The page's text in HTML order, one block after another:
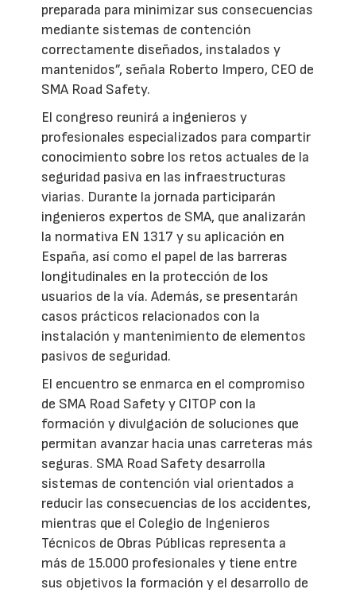
preparada para minimizar sus consecuencias
mediante sistemas de contención
correctamente diseñados, instalados y
mantenidos”, señala Roberto Impero, CEO de
SMA Road Safety.
El congreso reunirá a ingenieros y
profesionales especializados para compartir
conocimiento sobre los retos actuales de la
seguridad pasiva en las infraestructuras
viarias. Durante la jornada participarán
ingenieros expertos de SMA, que analizarán
la normativa EN 1317 y su aplicación en
España, así como el papel de las barreras
longitudinales en la protección de los
usuarios de la vía. Además, se presentarán
casos prácticos relacionados con la
instalación y mantenimiento de elementos
pasivos de seguridad.
El encuentro se enmarca en el compromiso
de SMA Road Safety y CITOP con la
formación y divulgación de soluciones que
permitan avanzar hacia unas carreteras más
seguras. SMA Road Safety desarrolla
sistemas de contención vial orientados a
reducir las consecuencias de los accidentes,
mientras que el Colegio de Ingenieros
Técnicos de Obras Públicas representa a
más de 15.000 profesionales y tiene entre
sus objetivos la formación y el desarrollo de